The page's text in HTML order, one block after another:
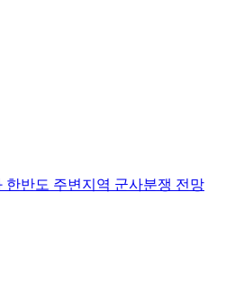
한반도 주변지역 군사분쟁 전망